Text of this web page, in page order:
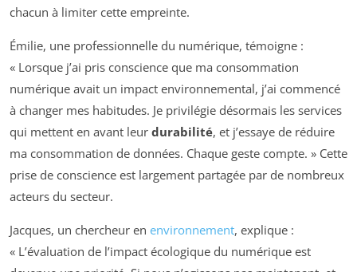
chacun à limiter cette empreinte.
Émilie, une professionnelle du numérique, témoigne :
« Lorsque j’ai pris conscience que ma consommation
numérique avait un impact environnemental, j’ai commencé
à changer mes habitudes. Je privilégie désormais les services
qui mettent en avant leur durabilité, et j’essaye de réduire
ma consommation de données. Chaque geste compte. » Cette
prise de conscience est largement partagée par de nombreux
acteurs du secteur.
Jacques, un chercheur en environnement, explique :
« L’évaluation de l’impact écologique du numérique est